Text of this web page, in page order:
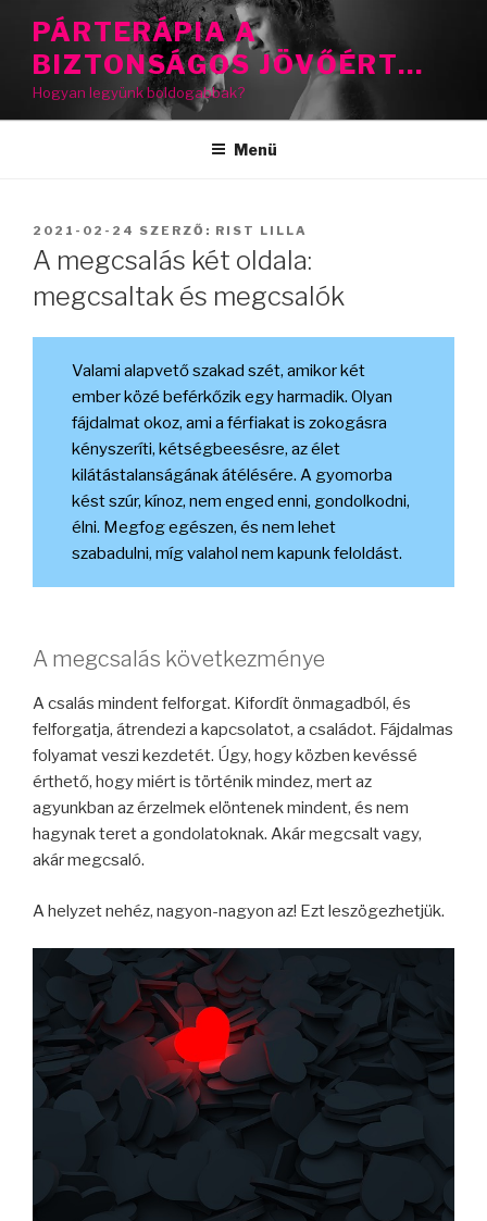
Tartalomhoz
PÁRTERÁPIA A
BIZTONSÁGOS JÖVŐÉRT…
Hogyan legyünk boldogabbak?
Menü
BEKÜLDVE:
2021-02-24 SZERZŐ: RIST LILLA
A megcsalás két oldala:
megcsaltak és megcsalók
Valami alapvető szakad szét, amikor két
ember közé beférkőzik egy harmadik. Olyan
fájdalmat okoz, ami a férfiakat is zokogásra
kényszeríti, kétségbeesésre, az élet
kilátástalanságának átélésére. A gyomorba
kést szúr, kínoz, nem enged enni, gondolkodni,
élni. Megfog egészen, és nem lehet
szabadulni, míg valahol nem kapunk feloldást.
A megcsalás következménye
A csalás mindent felforgat. Kifordít önmagadból, és
felforgatja, átrendezi a kapcsolatot, a családot. Fájdalmas
folyamat veszi kezdetét. Úgy, hogy közben kevéssé
érthető, hogy miért is történik mindez, mert az
agyunkban az érzelmek elöntenek mindent, és nem
hagynak teret a gondolatoknak. Akár megcsalt vagy,
akár megcsaló.
A helyzet nehéz, nagyon-nagyon az! Ezt leszögezhetjük.